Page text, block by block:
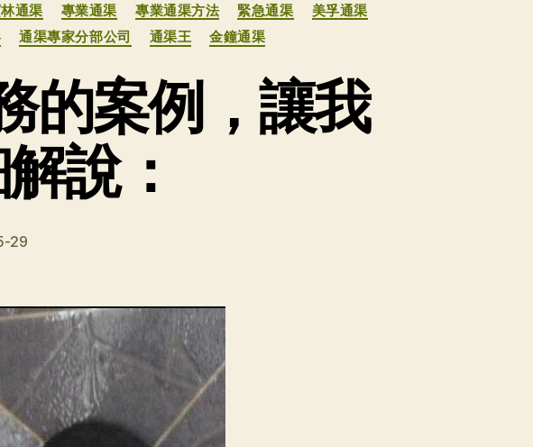
通渠 專業通渠 專業通渠方法 緊急通渠
美孚通渠
通渠專家分部公司 通渠王 金鐘通渠
的案例，讓我
說：
29